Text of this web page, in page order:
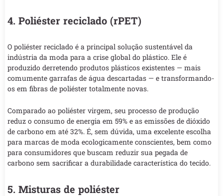
4. Poliéster reciclado (rPET)
O poliéster reciclado é a principal solução sustentável da
indústria da moda para a crise global do plástico. Ele é
produzido derretendo produtos plásticos existentes — mais
comumente garrafas de água descartadas — e transformando-
os em fibras de poliéster totalmente novas.
Comparado ao poliéster virgem, seu processo de produção
reduz o consumo de energia em 59% e as emissões de dióxido
de carbono em até 32%. É, sem dúvida, uma excelente escolha
para marcas de moda ecologicamente conscientes, bem como
para consumidores que buscam reduzir sua pegada de
carbono sem sacrificar a durabilidade característica do tecido.
5. Misturas de poliéster